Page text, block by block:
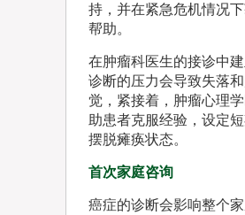
持，并在紧急危机情况
帮助。
在肿瘤科医生的接诊中
诊断的压力会导致失落
觉，紧接着，肿瘤心理
助患者克服经验，设定
摆脱瘫痪状态。
首次家庭咨询
癌症的诊断会影响整个